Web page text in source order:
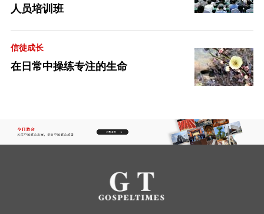
人员培训班
信徒成长
在日常中操练专注的生命